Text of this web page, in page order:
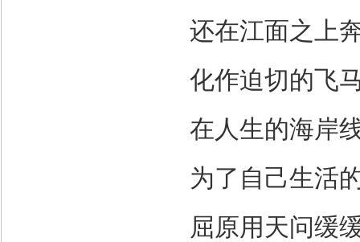
还在江面之上
化作迫切的飞
在人生的海岸
为了自己生活
屈原用天问缓